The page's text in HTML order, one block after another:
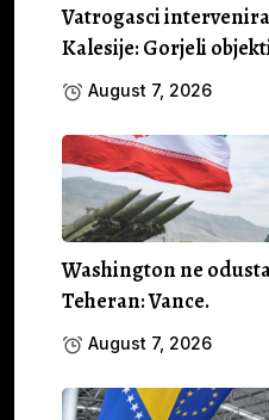
Vatrogasci
Kalesije: Gorjeli
August 7, 2026
Washington ne
Teheran: Vance.
August 7, 2026